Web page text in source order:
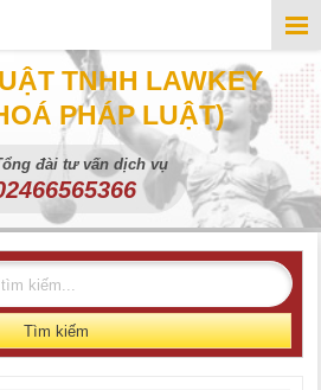
TNHH LAWKEY
PHÁP LUẬT)
đài tư vấn dịch vụ
Tìm kiếm